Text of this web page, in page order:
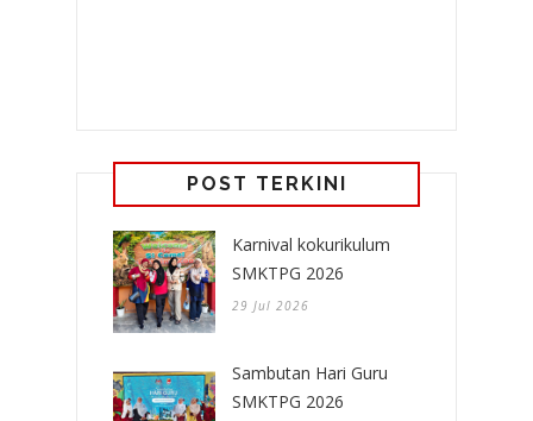
POST TERKINI
Karnival kokurikulum
SMKTPG 2026
29 Jul 2026
Sambutan Hari Guru
SMKTPG 2026